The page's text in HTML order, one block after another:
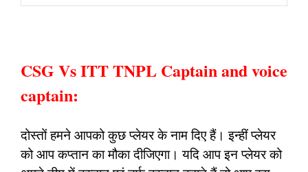
CSG Vs ITT TNPL Captain and voice
captain:
दोस्तों हमने आपको कुछ प्लेयर के नाम दिए हैं। इन्हीं प्लेयर
को आप कप्तान का मौका दीजिएगा। यदि आप इन प्लेयर को